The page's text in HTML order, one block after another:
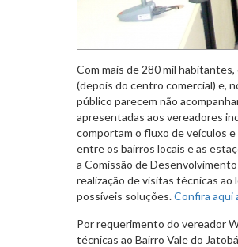
Com mais de 280 mil
(depois do centro comercial) e,
público parecem não
apresentadas aos vereadores
comportam o fluxo de veículos
entre os bairros locais e as
a Comissão de
realização de visitas técnicas ao
possíveis soluções.Confira aqui
Por requerimento do vereador
técnicas ao Bairro Vale do